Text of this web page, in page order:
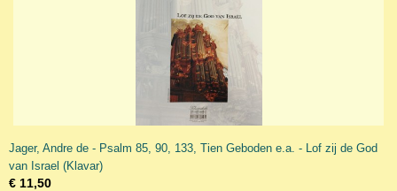
Jager, Andre de - Psalm 85, 90, 133, Tien Geboden e.a. - Lof zij de God
van Israel (Klavar)
€ 11,50